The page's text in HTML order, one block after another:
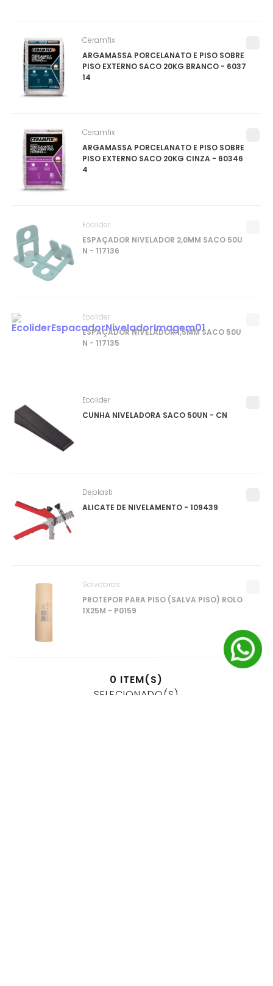
ARGAMASSA PORCELANATO E PISO SOBRE
PISO EXTERNO SACO 20KG BRANCO - 6037
14
Ceramfix
ARGAMASSA PORCELANATO E PISO SOBRE
PISO EXTERNO SACO 20KG CINZA - 60346
4
Ceramfix
ESPAÇADOR NIVELADOR 2,0MM SACO 50U
N - 117136
Ecolider
ESPAÇADOR NIVELADOR 1,5MM SACO 50U
N - 117135
Ecolider
CUNHA NIVELADORA SACO 50UN - CN
Ecolider
ALICATE DE NIVELAMENTO - 109439
Deplasti
PROTEPOR PARA PISO (SALVA PISO) ROLO
1X25M - P0159
Salvabras
0 ITEM(S)
SELECIONADO(S)